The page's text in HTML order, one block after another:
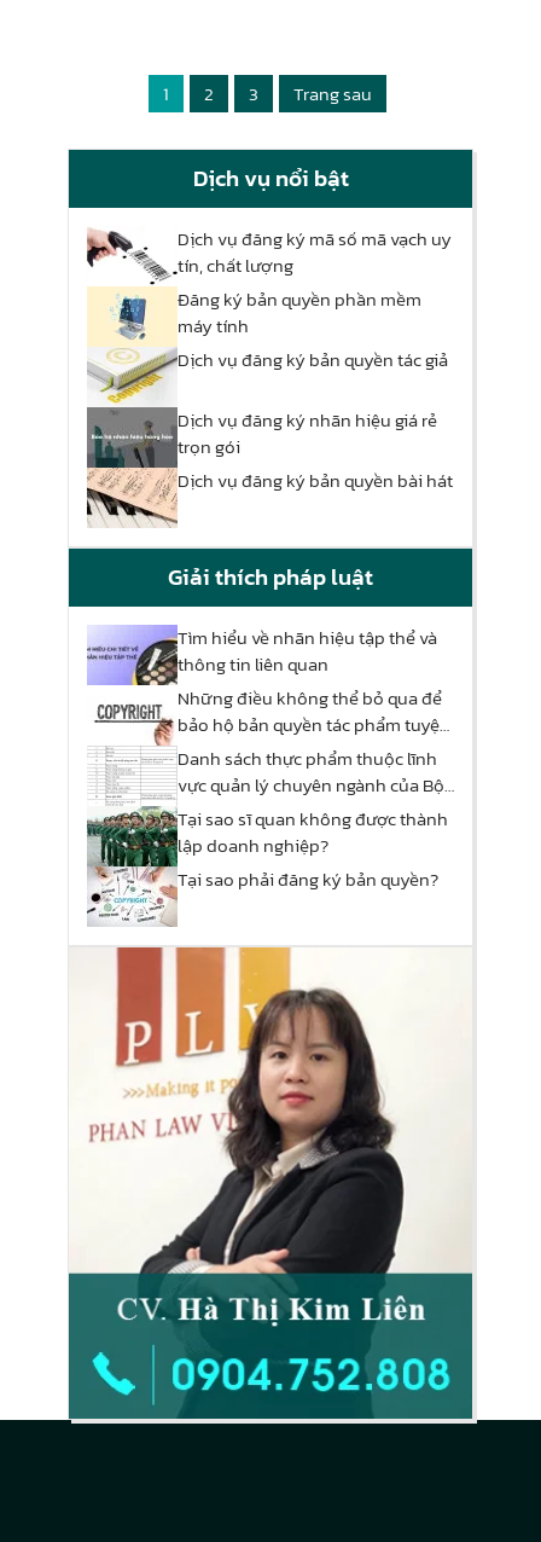
1 2 3 Trang sau
Dịch vụ nổi bật
Dịch vụ đăng ký mã số mã vạch uy
tín, chất lượng
Đăng ký bản quyền phần mềm
máy tính
Dịch vụ đăng ký bản quyền tác giả
Dịch vụ đăng ký nhãn hiệu giá rẻ
trọn gói
Dịch vụ đăng ký bản quyền bài hát
Giải thích pháp luật
Tìm hiểu về nhãn hiệu tập thể và
thông tin liên quan
Những điều không thể bỏ qua để
bảo hộ bản quyền tác phẩm tuyệt
đối!
Danh sách thực phẩm thuộc lĩnh
vực quản lý chuyên ngành của Bộ
Công Thương
Tại sao sĩ quan không được thành
lập doanh nghiệp?
Tại sao phải đăng ký bản quyền?